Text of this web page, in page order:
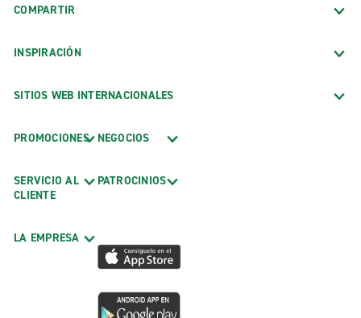
COMPARTIR
INSPIRACIÓN
SITIOS WEB INTERNACIONALES
PROMOCIONES
SERVICIO AL
CLIENTE
LA EMPRESA
NEGOCIOS
PATROCINIOS